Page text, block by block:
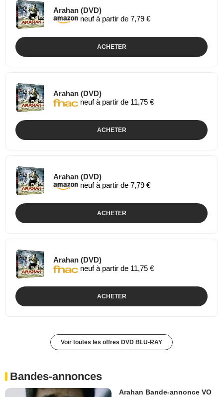
Arahan (DVD)
neuf à partir de 7,79 €
ACHETER
Arahan (DVD)
neuf à partir de 11,75 €
ACHETER
Arahan (DVD)
neuf à partir de 7,79 €
ACHETER
Arahan (DVD)
neuf à partir de 11,75 €
ACHETER
Voir toutes les offres DVD BLU-RAY
Bandes-annonces
Arahan Bande-annonce VO